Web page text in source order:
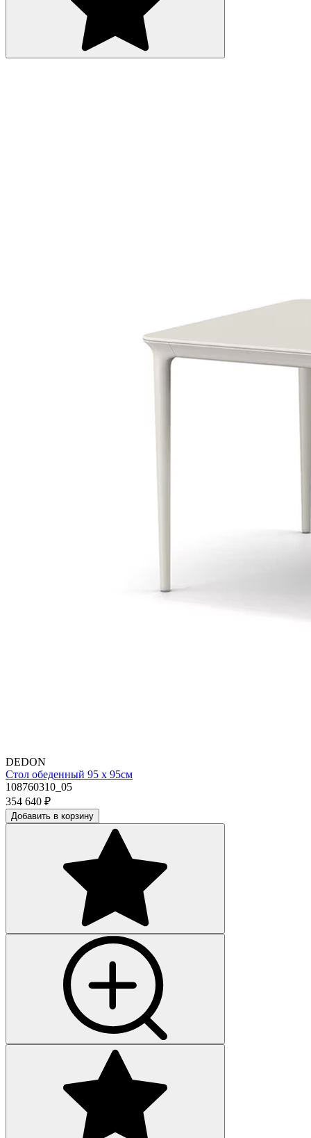
DEDON
Стол обеденный 95 х 95см
108760310_05
354 640 ₽
Добавить в корзину